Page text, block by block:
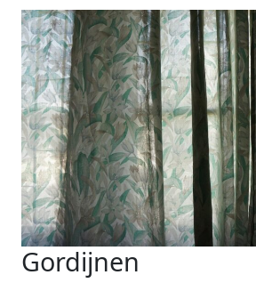
Gordijnen